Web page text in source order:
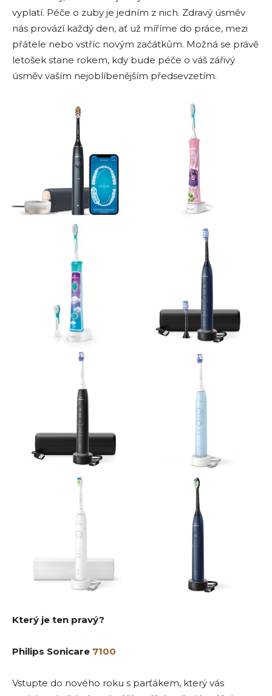
vyplatí. Péče o zuby je jedním z nich. Zdravý úsměv
nás provází každý den, ať už míříme do práce, mezi
přátele nebo vstříc novým začátkům. Možná se právě
letošek stane rokem, kdy bude péče o váš zářivý
úsměv vaším nejoblíbenějším předsevzetím.
Který je ten pravý?
Philips Sonicare 7100
Vstupte do nového roku s parťákem, který vás